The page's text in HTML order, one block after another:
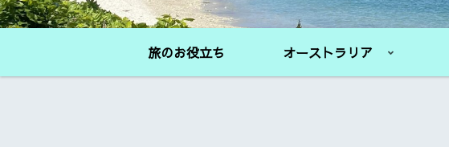
旅のお役立ち オーストラリア